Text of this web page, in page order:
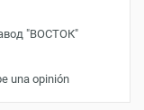
"ВОСТОК"
una opinión